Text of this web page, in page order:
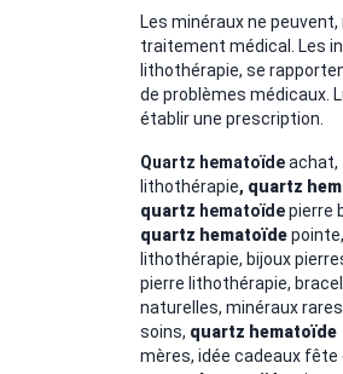
Les minéraux ne
traitement médical. Les
lithothérapie, se
de problèmes médicaux.
établir une prescription.
Quartz hematoïdeachat,
lithothérapie, quartz
quartz hematoïdepierre
quartz hematoïdepointe,
lithothérapie, bijoux
pierre lithothérapie,
naturelles, minéraux
soins, quartz hematoïde
mères, idée cadeaux